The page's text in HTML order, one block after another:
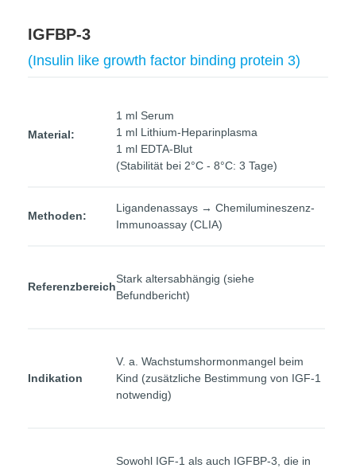
IGFBP-3
(Insulin like growth factor binding protein 3)
Material:
1 ml Serum
1 ml Lithium-Heparinplasma
1 ml EDTA-Blut
(Stabilität bei 2°C - 8°C: 3 Tage)
Methoden:
Ligandenassays → Chemilumineszenz-
Immunoassay (CLIA)
Referenzbereich
Stark altersabhängig (siehe
Befundbericht)
Indikation
V. a. Wachstumshormonmangel beim
Kind (zusätzliche Bestimmung von IGF-1
notwendig)
Sowohl IGF-1 als auch IGFBP-3, die in